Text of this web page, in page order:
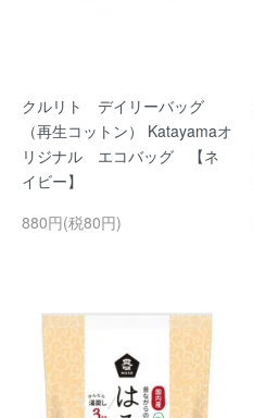
クルリト デイリーバッグ
（再生コットン） Katayamaオ
リジナル エコバッグ 【ネ
イビー】
880円(税80円)